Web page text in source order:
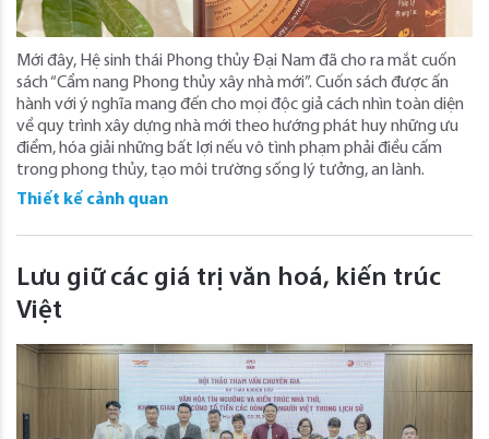
Mới đây, Hệ sinh thái Phong thủy Đại Nam đã cho ra mắt cuốn
sách “Cẩm nang Phong thủy xây nhà mới”. Cuốn sách được ấn
hành với ý nghĩa mang đến cho mọi độc giả cách nhìn toàn diện
về quy trình xây dựng nhà mới theo hướng phát huy những ưu
điểm, hóa giải những bất lợi nếu vô tình phạm phải điều cấm
trong phong thủy, tạo môi trường sống lý tưởng, an lành.
Thiết kế cảnh quan
Lưu giữ các giá trị văn hoá, kiến trúc
Việt